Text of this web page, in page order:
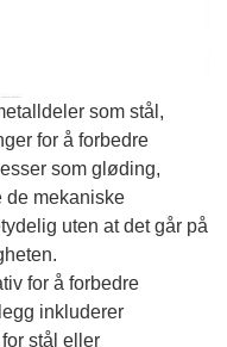
som stål,
for å forbedre
som gløding,
de mekaniske
uten at det går på
for å forbedre
inkluderer
stål eller